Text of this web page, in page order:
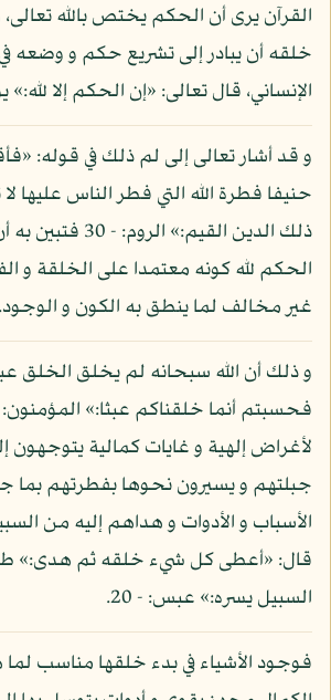
القرآن يرى أن الحكم يختص بالله
خلقه أن يبادر إلى تشريع حكم و وضعه
الإنساني، قال تعالى: «إن الحكم إلا لله:»
و قد أشار تعالى إلى لم ذلك في قوله:
حنيفا فطرة الله التي فطر الناس عليها
ذلك الدين القيم:»
الحكم لله كونه معتمدا على الخلقة و
غير مخالف لما ينطق به الكون و الوجود.
و ذلك أن الله سبحانه لم يخلق الخلق
لأغراض إلهية و غايات كمالية يتوجهون
جبلتهم و يسيرون نحوها بفطرتهم
الأسباب و الأدوات و هداهم إليه من
السبيل يسره:» عبس: - 20.
فوجود الأشياء في بدء خلقها مناسب